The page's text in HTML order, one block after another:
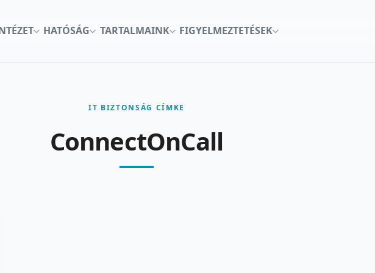
HATÓSÁG TARTALMAINK FIGYELMEZTETÉSEK
IT BIZTONSÁG CÍMKE
ConnectOnCall